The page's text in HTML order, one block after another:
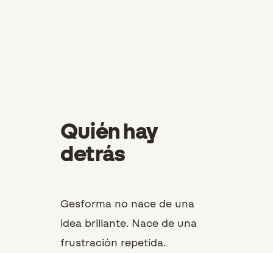
Quién hay
detrás
Gesforma no nace de una
idea brillante. Nace de una
frustración repetida.